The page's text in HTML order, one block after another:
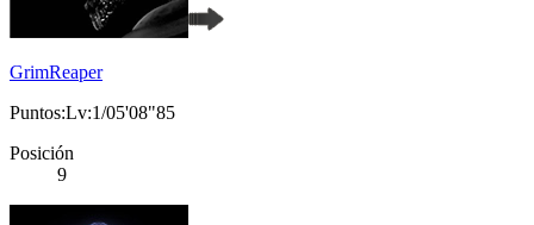
GrimReaper
Puntos:Lv:1/05'08"85
Posición
9